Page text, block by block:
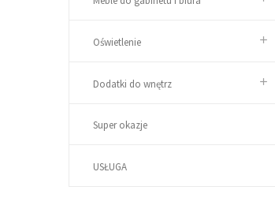
Oświetlenie
Dodatki do wnętrz
Super okazje
USŁUGA